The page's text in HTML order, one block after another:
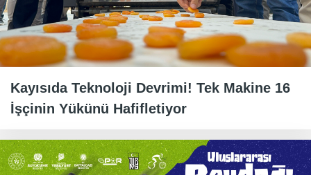
Kayısıda Teknoloji Devrimi! Tek Makine 16
İşçinin Yükünü Hafifletiyor